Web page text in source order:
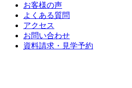
お客様の声
よくある質問
アクセス
お問い合わせ
資料請求・見学予約